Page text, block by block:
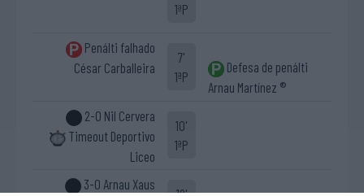
1ªP
Penálti falhado
César Carballeira
7'
1ªP
Defesa de penálti
Arnau Martínez ®
2-0 Nil Cervera
Timeout Deportivo
Liceo
10'
1ªP
3-0 Arnau Xaus